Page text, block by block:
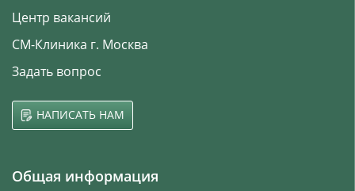
Центр вакансий
СМ-Клиника г. Москва
Задать вопрос
НАПИСАТЬ НАМ
Общая информация